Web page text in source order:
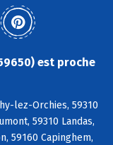
est proche
lez-Orchies, 59310
59310 Landas,
59160 Capinghem,